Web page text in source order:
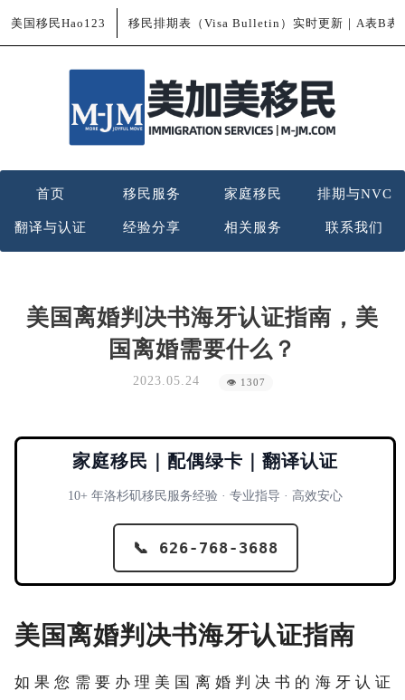
美国移民Hao123 移民排期表（Visa Bulletin）实时更新｜A表B表
首页 移民服务 家庭移民 排期与NVC
翻译与认证 经验分享 相关服务 联系我们
美国离婚判决书海牙认证指南，美
国离婚需要什么？
2023.05.24 👁 1307
家庭移民｜配偶绿卡｜翻译认证
10+ 年洛杉矶移民服务经验 · 专业指导 · 高效安心
📞 626-768-3688
美国离婚判决书海牙认证指南
如果您需要办理美国离婚判决书的海牙认证